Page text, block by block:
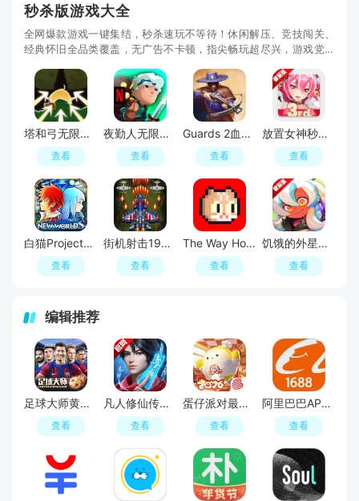
秒杀版游戏大全
全网爆款游戏一键集结，秒杀速玩不等待！休闲解压、竞技闯关、
经典怀旧全品类覆盖，无广告不卡顿，指尖畅玩超尽兴，游戏党私
塔和弓无限金币钻石破解版
查看
夜勤人无限金币破解版
查看
Guards 2血盟守卫军2无敌秒杀最新版
查看
放置女神秒杀无敌版破解版
查看
白猫Project内置菜单破解版
查看
街机射击1945无敌秒杀最新版
查看
The Way Home回家的猫内置菜单版
查看
饥饿的外星人内置菜单破解版
查看
编辑推荐
足球大师黄金一代手游
查看
凡人修仙传人界篇手游2026最新版
查看
蛋仔派对最新版
查看
阿里巴巴APP2026官方版
查看